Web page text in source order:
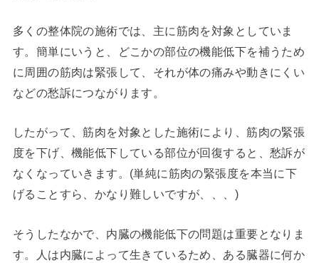
多くの整体院の施術では、主に筋肉を対象としていま
す。簡単にいうと、どこかの部位の機能低下を補うため
に周囲の筋肉は緊張して、それが体の痛みや動きにくい
などの愁訴につながります。
したがって、筋肉を対象とした施術により、筋肉の緊張
度を下げ、機能低下している部位が回復すると、愁訴が
なくなっていきます。(単純に筋肉の緊張度を本当に下
げることすら、かなり難しいですが、、、)
そうしたなかで、内臓の機能低下の問題は重要となりま
す。人は内臓によって生きているため、ある臓器に何か